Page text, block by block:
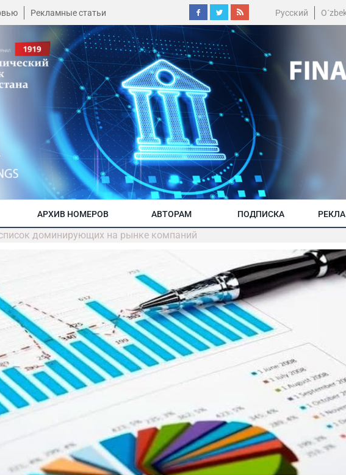
Рекламные статьи Русский
АРХИВ НОМЕРОВ АВТОРАМ ПОДПИСКА
доминирующих на рынке компаний